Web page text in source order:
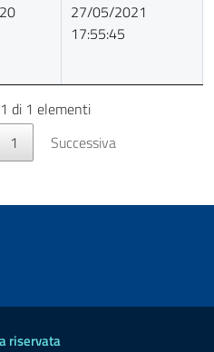
27/05/2021
17:55:45
di 1 elementi
1 Successiva
riservata